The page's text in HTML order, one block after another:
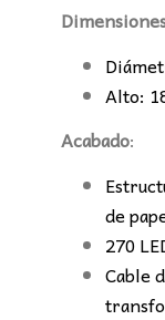
Alto:
Acabado:
de
270
Cable